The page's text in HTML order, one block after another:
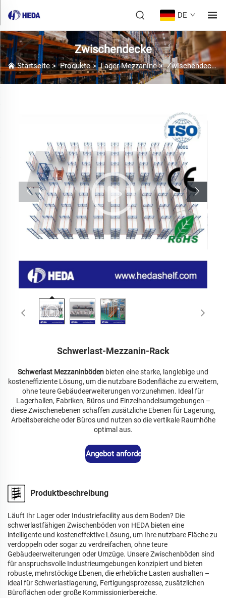
DE
Zwischendecke
Startseite>Produkte>Lager-Mezzanine>Zwischendecke
Schwerlast-Mezzanin-Rack
Schwerlast Mezzaninböden bieten eine starke, langlebige und
kosteneffiziente Lösung, um die nutzbare Bodenfläche zu erweitern,
ohne teure Gebäudeerweiterungen vorzunehmen. Ideal für
Lagerhallen, Fabriken, Büros und Einzelhandelsumgebungen –
diese Zwischenebenen schaffen zusätzliche Ebenen für Lagerung,
Arbeitsbereiche oder Büros und nutzen so die vertikale Raumhöhe
optimal aus.
Angebot anfordern
Produktbeschreibung
Läuft Ihr Lager oder Industriefacility aus dem Boden? Die
schwerlastfähigen Zwischenböden von HEDA bieten eine
intelligente und kosteneffektive Lösung, um Ihre nutzbare Fläche zu
verdoppeln oder sogar zu verdreifachen, ohne teure
Gebäudeerweiterungen oder Umzüge. Unsere Zwischenböden sind
für anspruchsvolle Industrieumgebungen konzipiert und bieten
robuste, mehrstöckige Ebenen, die erhebliche Lasten aushalten –
ideal für Schwerlastlagerung, Fertigungsprozesse, zusätzlichen
Büroflächen oder große Kommissionierbereiche.